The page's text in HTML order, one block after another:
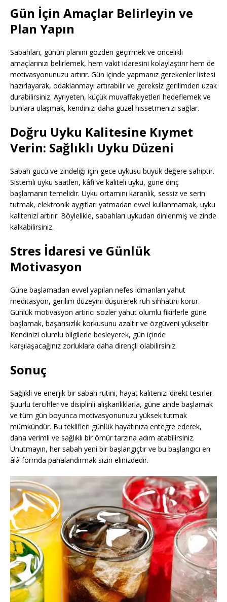
Gün İçin Amaçlar Belirleyin ve
Plan Yapın
Sabahları, günün planını gözden geçirmek ve öncelikli
amaçlarınızı belirlemek, hem vakit idaresini kolaylaştırır hem de
motivasyonunuzu artırır. Gün içinde yapmanız gerekenler listesi
hazırlayarak, odaklanmayı artırabilir ve gereksiz gerilimden uzak
durabilirsiniz. Ayrıyeten, küçük muvaffakiyetleri hedeflemek ve
bunlara ulaşmak, kendinizi daha güzel hissetmenizi sağlar.
Doğru Uyku Kalitesine Kıymet
Verin: Sağlıklı Uyku Düzeni
Sabah gücü ve zindeliği için gece uykusu büyük değere sahiptir.
Sistemli uyku saatleri, kâfi ve kaliteli uyku, güne dinç
başlamanın temelidir. Uyku ortamını karanlık, sessiz ve serin
tutmak, elektronik aygıtları yatmadan evvel kullanmamak, uyku
kalitenizi artırır. Böylelikle, sabahları uykudan dinlenmiş ve zinde
kalkabilirsiniz.
Stres İdaresi ve Günlük
Motivasyon
Güne başlamadan evvel yapılan nefes idmanları yahut
meditasyon, gerilim düzeyini düşürerek ruh sıhhatini korur.
Günlük motivasyon artırıcı sözler yahut olumlu fikirlerle güne
başlamak, başarısızlık korkusunu azaltır ve özgüveni yükseltir.
Kendinizi olumlu bilgilerle besleyerek, gün içinde
karşılaşacağınız zorluklara daha dirençli olabilirsiniz.
Sonuç
Sağlıklı ve enerjik bir sabah rutini, hayat kalitenizi direkt tesirler.
Şuurlu tercihler ve disiplinli alışkanlıklarla, güne zinde başlamak
ve tüm gün boyunca motivasyonunuzu yüksek tutmak
mümkündür. Bu teklifleri günlük hayatınıza entegre ederek,
daha verimli ve sağlıklı bir ömür tarzına adım atabilirsiniz.
Unutmayın, her sabah yeni bir başlangıçtır ve bu başlangıcı en
âlâ formda pahalandırmak sizin elinizdedir.